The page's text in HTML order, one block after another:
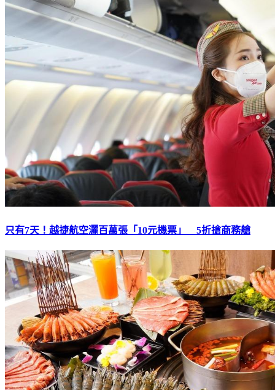
只有7天！越捷航空灑百萬張「10元機票」 5折搶商務艙